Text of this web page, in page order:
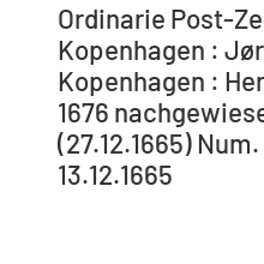
Ordinarie Post-
Kopenhagen :
Kopenhagen :
1676
(27.12.1665)
13.12.1665